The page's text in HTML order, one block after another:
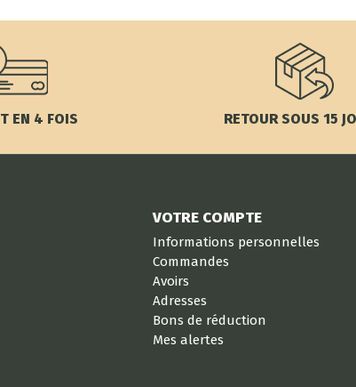
EN 4 FOIS RETOUR SOUS 15
VOTRE COMPTE
Informations personnelles
Commandes
Avoirs
Adresses
Bons de réduction
Mes alertes